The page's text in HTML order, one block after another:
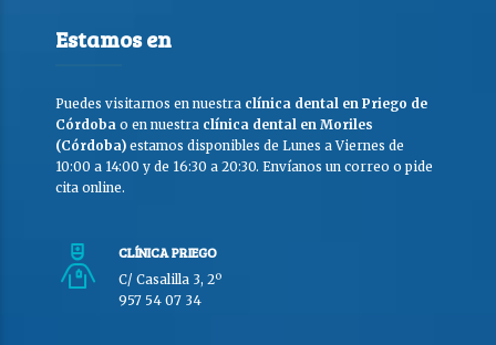
Estamos en
Puedes visitarnos en nuestra clínica dental en Priego de
Córdoba o en nuestra clínica dental en Moriles
(Córdoba) estamos disponibles de Lunes a Viernes de
10:00 a 14:00 y de 16:30 a 20:30. Envíanos un correo o pide
cita online.
CLÍNICA PRIEGO
C/ Casalilla 3, 2º
957 54 07 34